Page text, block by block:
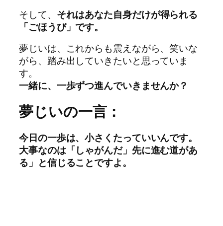
そして、 それはあなた自身だけが得られる
「ごほうび」です。
夢じいは、これからも震えながら、笑いな
がら、踏み出していきたいと思っていま
す。
一緒に、一歩ずつ進んでいきませんか？
夢じいの一言：
今日の一歩は、小さくたっていいんです。
大事なのは「しゃがんだ」先に進む道があ
る」と信じることですよ。